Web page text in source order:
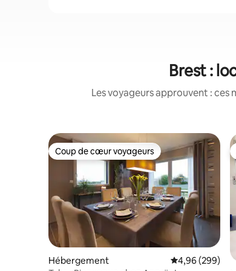
Brest :
Les voyageurs approuvent :
Coup de cœur voyageurs
Coup de cœur voyageurs
Hébergement Évaluation
4,96 (299)